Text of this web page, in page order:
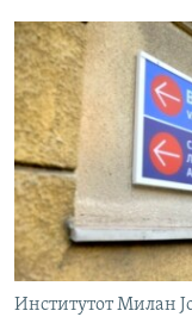
на
пребарување
ПРИЈАВИ СЕ ЗА
ПОДКАСТ ЗОШТО?
СЛЕДЕТЕ НЕ
РСЕ веб
Институтот Милан